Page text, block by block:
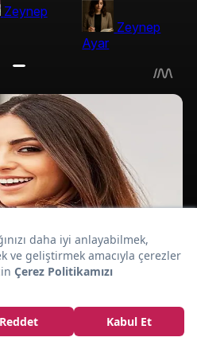
Nasıl
Zeynep
Zeynep
Ayar